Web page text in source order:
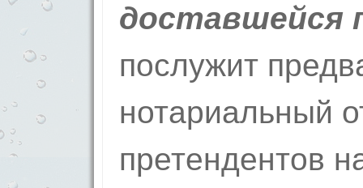
доставшейся
послужит
нотариальный
претендентов